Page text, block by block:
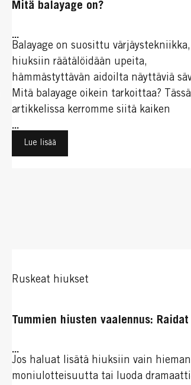
Mitä balayage on?
...
Balayage on suosittu
hiuksiin räätälöidään upeita,
hämmästyttävän aidoilta näyttäviä
Mitä balayage oikein tarkoittaa? Tässä
artikkelissa kerromme siitä kaiken
...
Lue lisää
Ruskeat hiukset
Tummien hiusten vaalennus: Raidat
...
Jos haluat lisätä hiuksiin vain hieman
moniulotteisuutta tai luoda